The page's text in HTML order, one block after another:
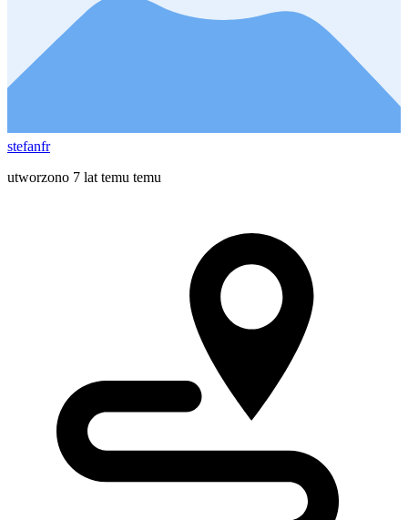
stefanfr
utworzono 7 lat temu temu